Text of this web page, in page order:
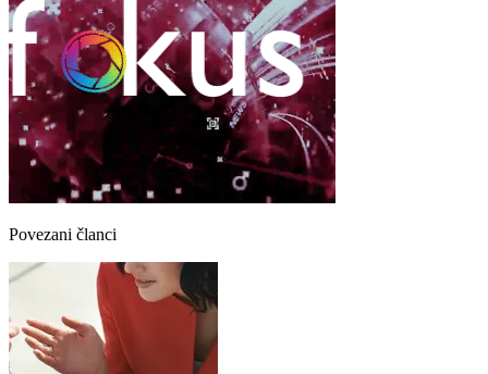
Povezani članci